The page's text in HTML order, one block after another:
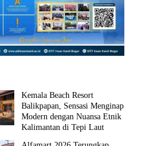
Kemala Beach Resort
Balikpapan, Sensasi Menginap
Modern dengan Nuansa Etnik
Kalimantan di Tepi Laut